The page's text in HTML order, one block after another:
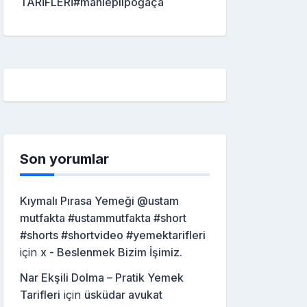
Son yorumlar
Kıymalı Pırasa Yemeği @ustam
mutfakta #ustammutfakta #short
#shorts #shortvideo #yemektarifleri
için x - Beslenmek Bizim İşimiz.
Nar Ekşili Dolma – Pratik Yemek
Tarifleri için üsküdar avukat